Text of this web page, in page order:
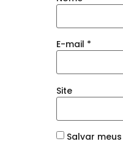
E-mail *
Site
Salvar